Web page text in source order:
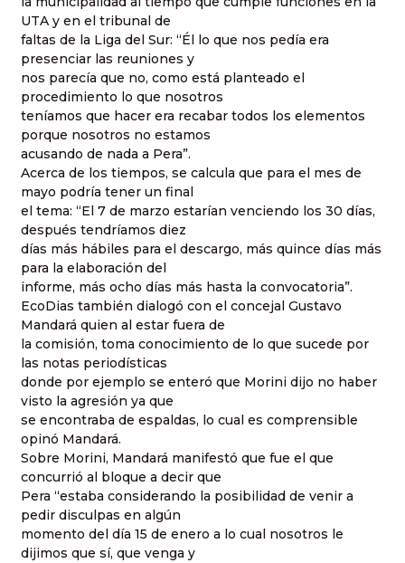
UTA y en el tribunal de
faltas de la Liga del Sur: “Él lo que nos pedía era
presenciar las reuniones y
nos parecía que no, como está planteado el
procedimiento lo que nosotros
teníamos que hacer era recabar todos los elementos
porque nosotros no estamos
acusando de nada a Pera”.
Acerca de los tiempos, se calcula que para el mes de
mayo podría tener un final
el tema: “El 7 de marzo estarían venciendo los 30 días,
después tendríamos diez
días más hábiles para el descargo, más quince días más
para la elaboración del
informe, más ocho días más hasta la convocatoria”.
EcoDias también dialogó con el concejal Gustavo
Mandará quien al estar fuera de
la comisión, toma conocimiento de lo que sucede por
las notas periodísticas
donde por ejemplo se enteró que Morini dijo no haber
visto la agresión ya que
se encontraba de espaldas, lo cual es comprensible
opinó Mandará.
Sobre Morini, Mandará manifestó que fue el que
concurrió al bloque a decir que
Pera “estaba considerando la posibilidad de venir a
pedir disculpas en algún
momento del día 15 de enero a lo cual nosotros le
dijimos que sí, que venga y